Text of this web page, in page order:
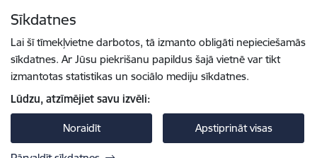
Sīkdatnes
Lai šī tīmekļvietne darbotos, tā izmanto obligāti nepieciešamās
sīkdatnes. Ar Jūsu piekrišanu papildus šajā vietnē var tikt
izmantotas statistikas un sociālo mediju sīkdatnes.
Lūdzu, atzīmējiet savu izvēli:
Noraidīt Apstiprināt visas